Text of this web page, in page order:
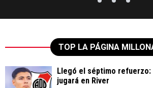
TOP LA PÁGINA
Llegó el séptimo refuerzo:
jugará en River